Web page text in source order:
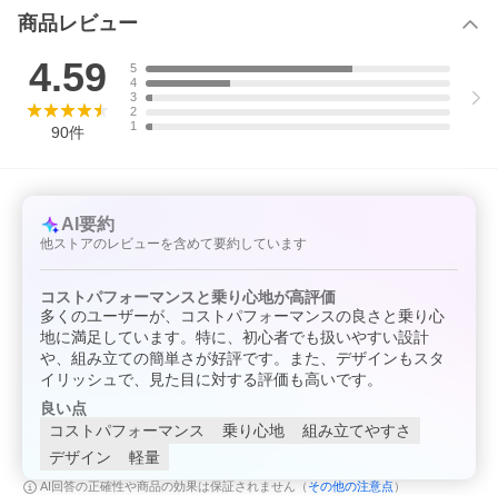
商品レビュー
4.59
90件
5
4
3
2
1
AI要約
他ストアのレビューを含めて要約しています
コストパフォーマンスと乗り心地が高評価
多くのユーザーが、コストパフォーマンスの良さと乗り心
地に満足しています。特に、初心者でも扱いやすい設計
や、組み立ての簡単さが好評です。また、デザインもスタ
イリッシュで、見た目に対する評価も高いです。
良い点
コストパフォーマンス
乗り心地
組み立てやすさ
デザイン
軽量
AI回答の正確性や商品の効果は保証されません（ その他の注意点 ）